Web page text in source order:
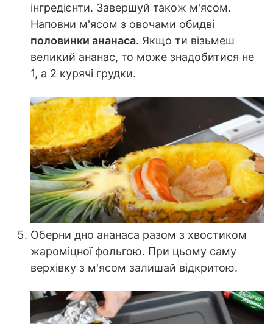
інгредієнти. Завершуй також м'ясом.
Наповни м'ясом з овочами обидві
половинки ананаса. Якщо ти візьмеш
великий ананас, то може знадобитися не
1, а 2 курячі грудки.
Оберни дно ананаса разом з хвостиком
жароміцної фольгою. При цьому саму
верхівку з м'ясом залишай відкритою.